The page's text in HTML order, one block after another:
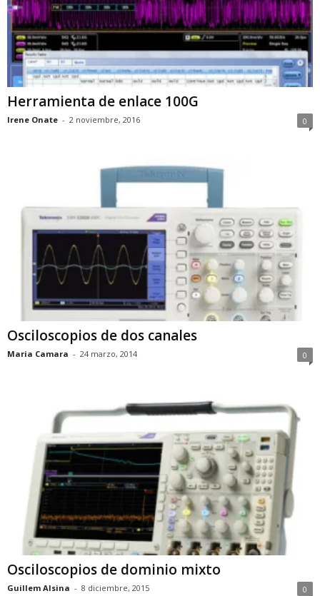
Herramienta de enlace 100G
Irene Onate - 2 noviembre, 2016 0
Osciloscopios de dos canales
Maria Camara - 24 marzo, 2014 0
Osciloscopios de dominio mixto
Guillem Alsina - 8 diciembre, 2015 0